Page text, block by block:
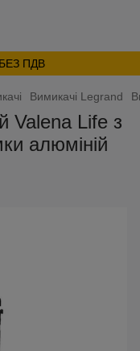
ПДВ
Вимикачі Legrand
Valena Life з
алюміній